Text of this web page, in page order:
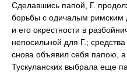
Сделавшись папой, Г.
борьбы с одичалым римским
и его окрестности в
непосильной для Г.;
снова объявил себя папою,
Тускуланских выбрала еще